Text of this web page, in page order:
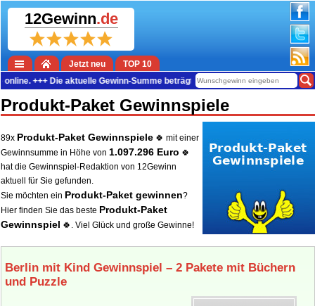
12Gewinn.de
Jetzt neu
TOP 10
Die aktuelle Gewinn-Summe beträgt 38.728.406 Euro. +++ Insgesamt
Produkt-Paket Gewinnspiele
89x Produkt-Paket Gewinnspiele 🍀 mit einer
Gewinnsumme in Höhe von 1.097.296 Euro 🍀
hat die Gewinnspiel-Redaktion von 12Gewinn
aktuell für Sie gefunden.
Sie möchten ein Produkt-Paket gewinnen?
Hier finden Sie das beste Produkt-Paket
Gewinnspiel 🍀. Viel Glück und große Gewinne!
Berlin mit Kind Gewinnspiel – 2 Pakete mit Büchern
und Puzzle